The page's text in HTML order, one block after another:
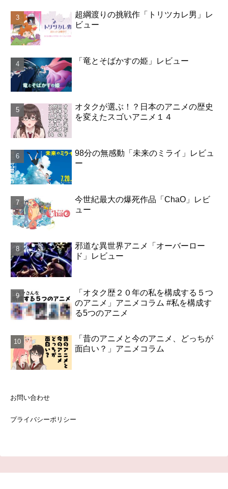
超綱渡りの挑戦作「トリツカレ男」レ
ビュー
「竜とそばかすの姫」レビュー
オタクが選ぶ！？日本のアニメの歴史
を変えたスゴいアニメ１４
98分の無感動「未来のミライ」レビュ
ー
今世紀最大の爆死作品「ChaO」レビ
ュー
邪道な異世界アニメ「オーバーロー
ド」レビュー
「オタク歴２０年の私を構成する５つ
のアニメ」アニメコラム #私を構成す
る5つのアニメ
「昔のアニメと今のアニメ、どっちが
面白い？」アニメコラム
お問い合わせ
プライバシーポリシー